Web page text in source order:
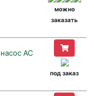
можно
заказать
AC
под заказ